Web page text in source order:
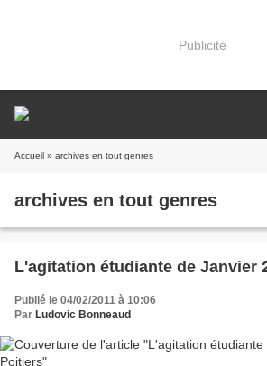
Publicité
Accueil » archives en tout genres
archives en tout genres
L'agitation étudiante de Janvier
Publié le 04/02/2011 à 10:06
Par Ludovic Bonneaud